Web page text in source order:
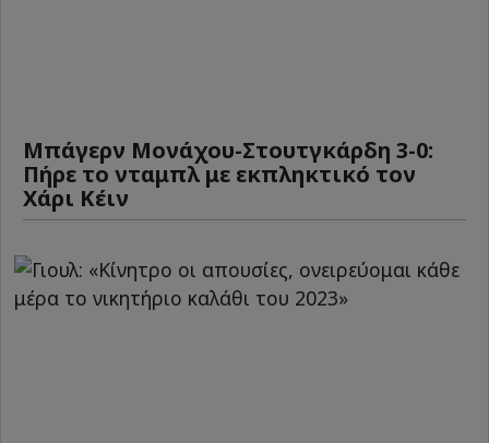
Μπάγερν Μονάχου-Στουτγκάρδη 3-0:
Πήρε το νταμπλ με εκπληκτικό τον
Χάρι Κέιν